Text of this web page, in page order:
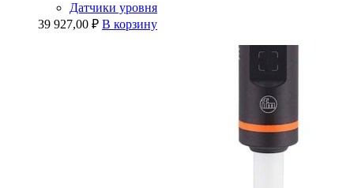
Датчики уровня
39 927,00 ₽ В корзину